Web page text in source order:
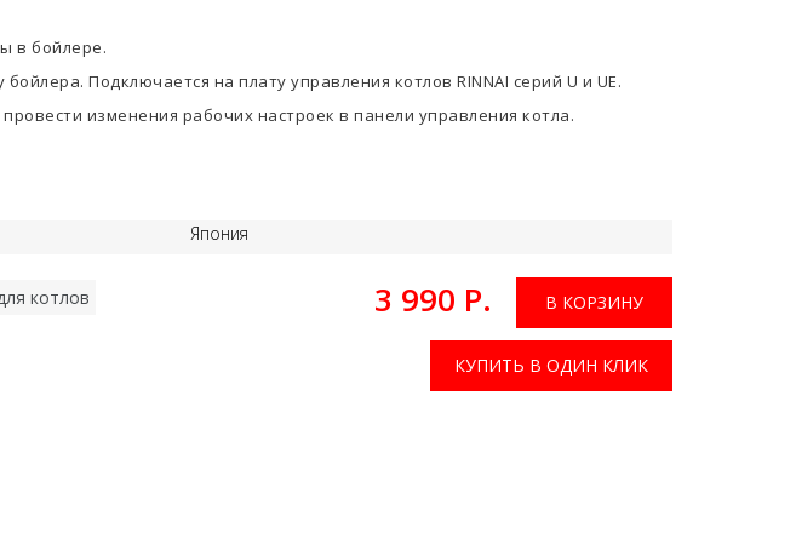
в бойлере.
бойлера. Подключается на плату управления котлов RINNAI серий U и UE.
изменения рабочих настроек в панели управления котла.
Япония
котлов 3 990 Р. В КОРЗИНУ
КУПИТЬ В ОДИН КЛИК